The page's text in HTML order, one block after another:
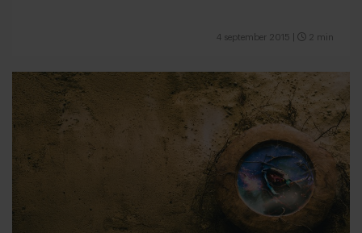
4 september 2015 2 min